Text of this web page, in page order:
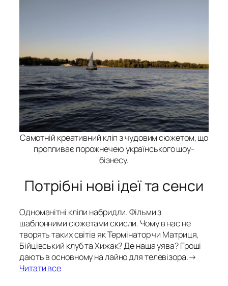
Самотній креативний кліп з чудовим сюжетом, що
пропливає порожнечею українського шоу-
бізнесу.
Потрібні нові ідеї та сенси
Одноманітні кліпи набридли. Фільми з
шаблонними сюжетами скисли. Чому в нас не
творять таких світів як Термінатор чи Матриця,
Бійцівський клуб та Хижак? Де наша уява? Гроші
дають в основному на лайно для телевізора.→
Читати все